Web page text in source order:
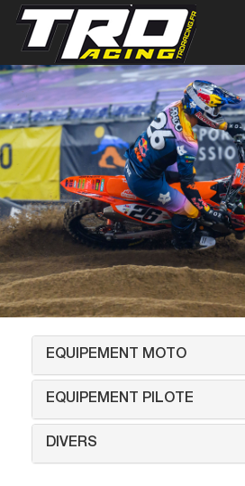
EQUIPEMENT MOTO
EQUIPEMENT PILOTE
DIVERS